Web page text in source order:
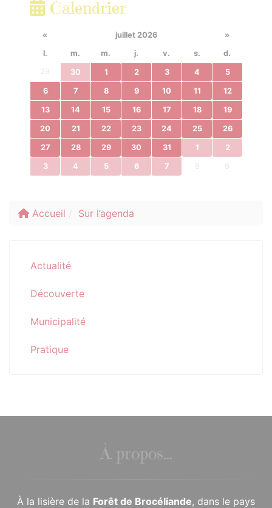
Calendrier
« juillet 2026
»
l.
m. m. j. v. s.
d.
29
30 1 2 3 4 5
6 7 8 9 10 11 12
13 14 15 16 17 18 19
20 21 22 23 24 25 26
27 28 29 30 31 1 2
3 4 5 6 7 8 9
Accueil Sur l’agenda
Actualité
Découverte
Municipalité
Pratique
À propos...
À la lisière de la Forêt de Brocéliande, dans le pays